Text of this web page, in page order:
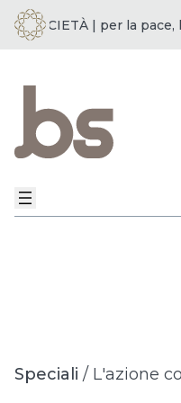
E SOCIETÀ | per la pace,
Speciali / L'azione